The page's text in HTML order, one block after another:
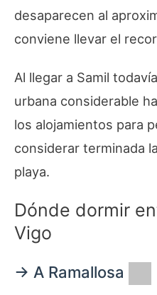
desaparecen al
conviene llevar el
Al llegar a Samil
urbana considerable
los alojamientos para
considerar terminada
playa.
Dónde dormir
Vigo
→ A Ramallosa